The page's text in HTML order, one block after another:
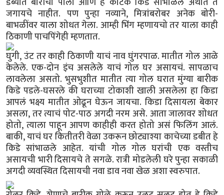
जगायचे नाहीत. पण पुन्हा नव्याने, मित्रांबरोबर अनेक बोरी-
बाभळींवर याला शोधत गेला. आम्ही भिंग म्हणायचो तर याला काही
ठिकाणी पाचपिंगेही म्हणतात.
घुगी, उंट तर काही ठिकाणी याचं नाव घुंगरपाळ. मातीत गोल आळे
केलेले. एक-दोन इंच असलेले याचं गोल घर असायचं. सापळाच
लावलेला असतो. भुसभुशीत मातीत त्या गोल घरात मुंग्या बारीक
किडे पडले-घसरले की घराच्या टोकाशी खाली असलेला हा किडा
आपलं भक्ष्य मातीत ओढून घेऊन जायचा. किडा दिसायला बेकार
असला, तर त्याचं पोट-पाठ अगदी नरम असे. आता जालावर शोधत
होतो, त्याला पाहून आपण काहीही करत होतो असं फिलिंग आलं.
बाकी, याचं घर कितीतरी वेळा उकरून छोट्याश्या काचेच्या डबीत हे
किडे सांभाळले आहेत. यांची गोल गोल घरांची एक वस्तीच
असायची भारी दिसायचे ते सगळे. रात्री मोडलेली घरे पुन्हा सकाळी
अगदी व्यवस्थित दिसायची नवा डाव नवा खेळ अशा स्वरुपात.